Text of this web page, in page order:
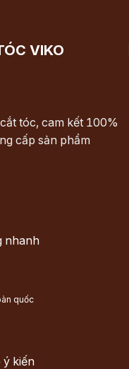
VIKO
tóc, cam kết 100%
cấp sản phẩm
nhanh
quốc
kiến